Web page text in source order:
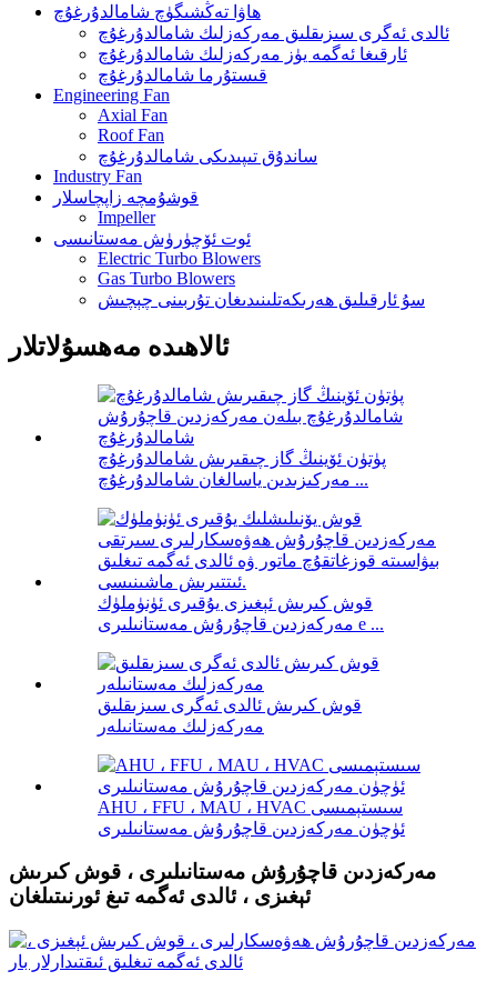
ھاۋا تەڭشىگۈچ شامالدۇرغۇچ
ئالدى ئەگرى سىزىقلىق مەركەزلىك شامالدۇرغۇچ
ئارقىغا ئەگمە يۈز مەركەزلىك شامالدۇرغۇچ
قىستۇرما شامالدۇرغۇچ
Engineering Fan
Axial Fan
Roof Fan
ساندۇق تىپىدىكى شامالدۇرغۇچ
Industry Fan
قوشۇمچە زاپچاسلار
Impeller
ئوت ئۆچۈرۈش مەستانىسى
Electric Turbo Blowers
Gas Turbo Blowers
سۇ ئارقىلىق ھەرىكەتلىنىدىغان تۇربىنى چېچىش
ئالاھىدە مەھسۇلاتلار
پۈتۈن ئۆينىڭ گاز چىقىرىش شامالدۇرغۇچ
مەركىزىدىن ياسالغان شامالدۇرغۇچ ...
قوش كىرىش ئېغىزى يۇقىرى ئۈنۈملۈك
مەركەزدىن قاچۇرۇش مەستانىلىرى e ...
قوش كىرىش ئالدى ئەگرى سىزىقلىق
مەركەزلىك مەستانىلەر
AHU ، FFU ، MAU ، HVAC سىستېمىسى
ئۈچۈن مەركەزدىن قاچۇرۇش مەستانىلىرى
مەركەزدىن قاچۇرۇش مەستانىلىرى ، قوش كىرىش
ئېغىزى ، ئالدى ئەگمە تىغ ئورنىتىلغان